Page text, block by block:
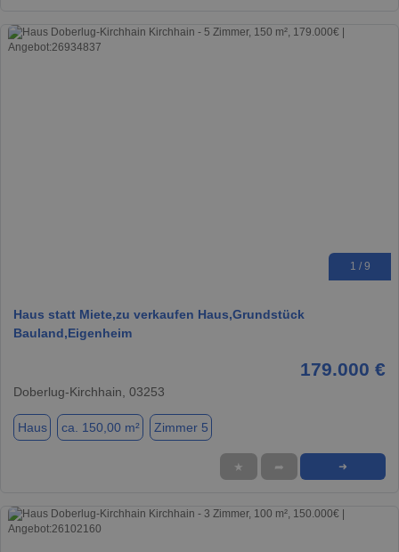
1 / 9
Haus statt Miete,zu verkaufen Haus,Grundstück
Bauland,Eigenheim
179.000 €
Doberlug-Kirchhain, 03253
Haus ca. 150,00 m² Zimmer 5
★ ➦ ➜